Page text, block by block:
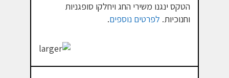
הטקס ינגנו משירי החג ויחלקו סופגניות
וחנוכיות. לפרטים נוספים.